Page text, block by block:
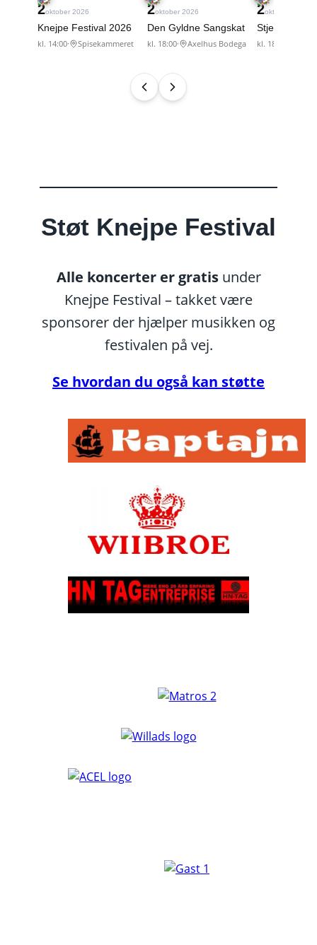
Støt Knejpe Festival
Alle koncerter er gratisunder
Knejpe Festival – takket være
sponsorer der hjælper musikken og
festivalen på vej.
Se hvordan du også kan støtte